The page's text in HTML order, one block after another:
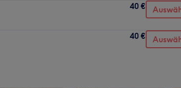
40 €
40 €